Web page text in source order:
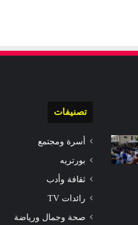
تصنيفات
أسرة ومجتمع
بورتريه
ثقافة وأدب
رائدات TV
صحة وجمال ورياضة